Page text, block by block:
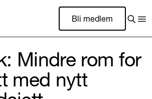
Bli medlem
Mindre rom for
med nytt